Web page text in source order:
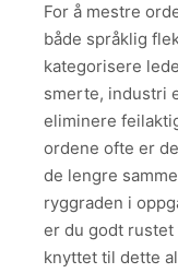
For å mestre
både språklig
kategorisere
smerte, industri
eliminere
ordene ofte er
de lengre
ryggraden i
er du godt
knyttet til dette